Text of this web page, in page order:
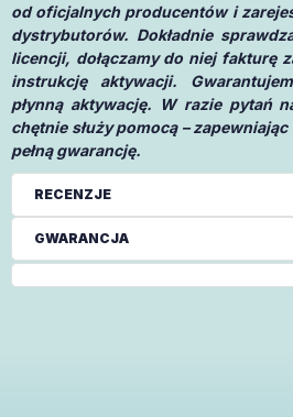
od oficjalnych producentów i
dystrybutorów. Dokładnie
licencji, dołączamy do niej fakturę
instrukcję aktywacji.
płynną aktywację. W razie pytań
chętnie służy pomocą –
pełną gwarancję.
RECENZJE
GWARANCJA